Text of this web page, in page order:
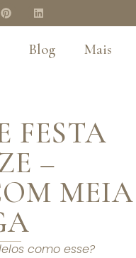
Blog Mais
FESTA
–
MEIA
como esse?